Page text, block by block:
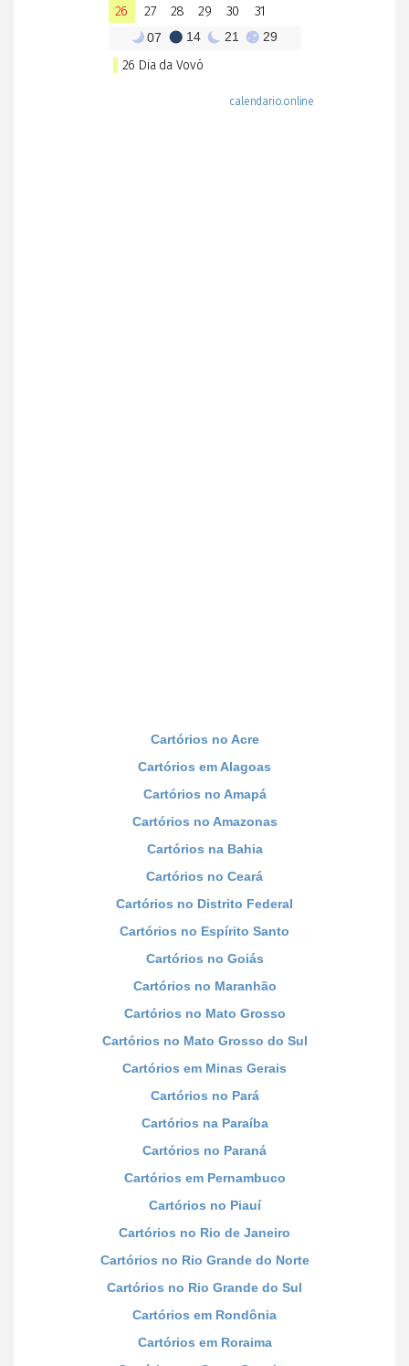
Cartórios no Acre
Cartórios em Alagoas
Cartórios no Amapá
Cartórios no Amazonas
Cartórios na Bahia
Cartórios no Ceará
Cartórios no Distrito Federal
Cartórios no Espírito Santo
Cartórios no Goiás
Cartórios no Maranhão
Cartórios no Mato Grosso
Cartórios no Mato Grosso do Sul
Cartórios em Minas Gerais
Cartórios no Pará
Cartórios na Paraíba
Cartórios no Paraná
Cartórios em Pernambuco
Cartórios no Piauí
Cartórios no Rio de Janeiro
Cartórios no Rio Grande do Norte
Cartórios no Rio Grande do Sul
Cartórios em Rondônia
Cartórios em Roraima